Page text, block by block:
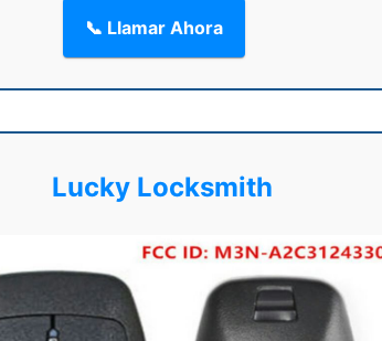
📞 Llamar Ahora
Lucky Locksmith